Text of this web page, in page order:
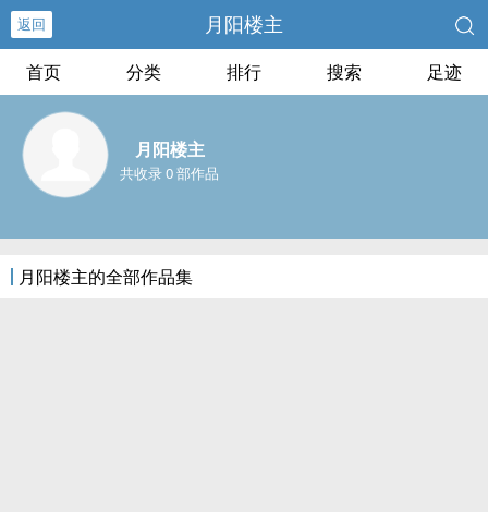
返回 月阳楼主
首页 分类 排行 搜索 足迹
月阳楼主
共收录 0 部作品
月阳楼主的全部作品集